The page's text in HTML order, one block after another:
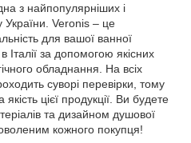
з найпопулярніших і
України. Veronis – це
для вашої ванної
Італії за допомогою якісних
обладнання. На всіх
суворі перевірки, тому
цієї продукції. Ви будете
та дизайном душової
кожного покупця!